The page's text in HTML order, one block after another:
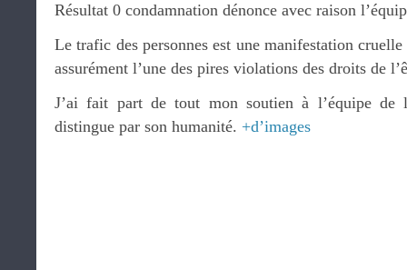
Résultat 0 condamnation dénonce avec raison
Le trafic des personnes est une manifestation
assurément l’une des pires violations des droits de
J’ai fait part de tout mon soutien à l’équipe
distingue par son humanité. +d’images